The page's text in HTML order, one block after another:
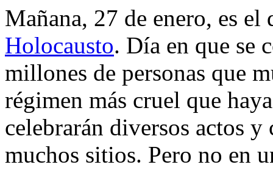
Mañana, 27 de enero, es
Holocausto. Día en que se
millones de personas que
régimen más cruel que
celebrarán diversos actos
muchos sitios. Pero no en